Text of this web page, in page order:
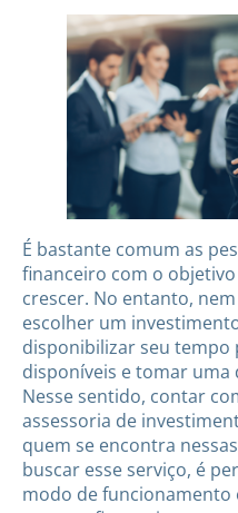
É bastante comum as
financeiro com o
crescer. No entanto,
escolher um
disponibilizar seu tempo
disponíveis e tomar uma
Nesse sentido, contar
assessoria de
quem se encontra
buscar esse serviço, é
modo de funcionamento